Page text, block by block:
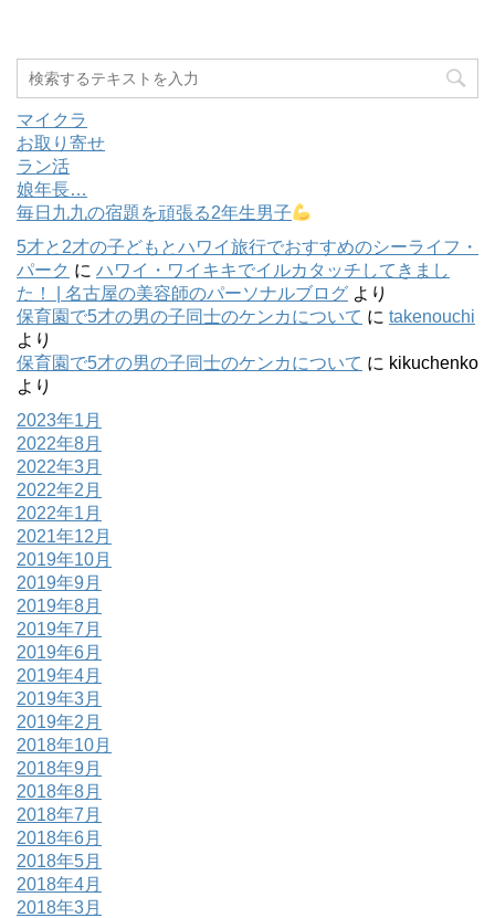
マイクラ
お取り寄せ
ラン活
娘年長…
毎日九九の宿題を頑張る2年生男子
5才と2才の子どもとハワイ旅行でおすすめのシーライフ・
パーク に ハワイ・ワイキキでイルカタッチしてきまし
た！ | 名古屋の美容師のパーソナルブログ より
保育園で5才の男の子同士のケンカについて に takenouchi
より
保育園で5才の男の子同士のケンカについて に kikuchenko
より
2023年1月
2022年8月
2022年3月
2022年2月
2022年1月
2021年12月
2019年10月
2019年9月
2019年8月
2019年7月
2019年6月
2019年4月
2019年3月
2019年2月
2018年10月
2018年9月
2018年8月
2018年7月
2018年6月
2018年5月
2018年4月
2018年3月